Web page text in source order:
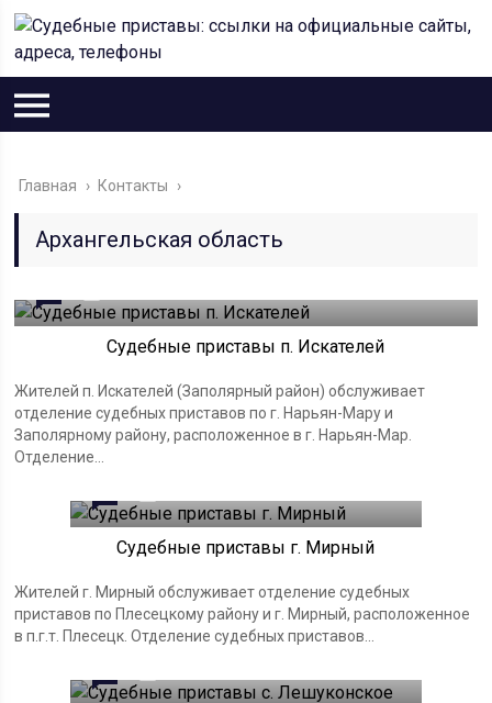
Главная › Контакты ›
Архангельская область
Судебные приставы п. Искателей
Жителей п. Искателей (Заполярный район) обслуживает
отделение судебных приставов по г. Нарьян-Мару и
Заполярному району, расположенное в г. Нарьян-Мар.
Отделение...
Судебные приставы г. Мирный
Жителей г. Мирный обслуживает отделение судебных
приставов по Плесецкому району и г. Мирный, расположенное
в п.г.т. Плесецк. Отделение судебных приставов...